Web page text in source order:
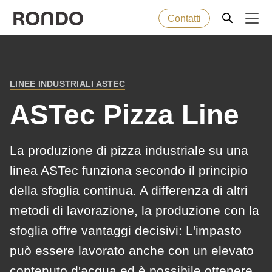
Contatti
Macchine
Servizi
Azienda
message
function:
mb_substr():
Passing
to
parameter
#1
($string)
type
string
BREADCRUMB
LINEE INDUSTRIALI ASTEC
ASTec Pizza Line
La produzione di pizza industriale su una
linea ASTec funziona secondo il principio
della sfoglia continua. A differenza di altri
metodi di lavorazione, la produzione con la
sfoglia offre vantaggi decisivi: L'impasto
può essere lavorato anche con un elevato